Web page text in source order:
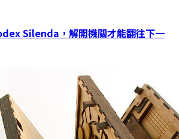
Silenda，解開機關才能翻往下一